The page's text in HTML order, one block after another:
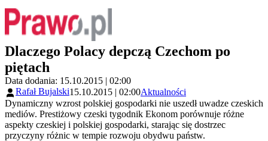
Dlaczego Polacy depczą Czechom po
piętach
Data dodania: 15.10.2015 | 02:00
Rafał Bujalski15.10.2015 | 02:00Aktualności
Dynamiczny wzrost polskiej gospodarki nie uszedł uwadze czeskich
mediów. Prestiżowy czeski tygodnik Ekonom porównuje różne
aspekty czeskiej i polskiej gospodarki, starając się dostrzec
przyczyny różnic w tempie rozwoju obydwu państw.